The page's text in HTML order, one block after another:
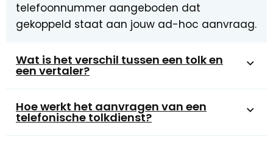
telefoonnummer aangeboden dat
gekoppeld staat aan jouw ad-hoc aanvraag.
Wat is het verschil tussen een tolk en
een vertaler?
Hoe werkt het aanvragen van een
telefonische tolkdienst?